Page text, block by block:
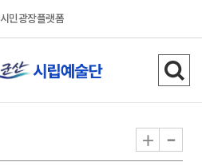
시민광장플랫폼
군
산
검
색
기
+ -